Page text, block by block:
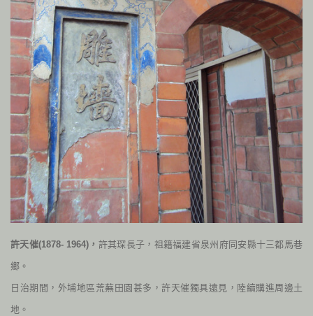
許天催(1878- 1964)， 許其琛長子，祖籍福建 省泉州府同安縣十三都馬巷
鄉。
日治期間，外埔地區荒蕪田園甚多，許天催獨具遠見，陸續購進周邊土
地。